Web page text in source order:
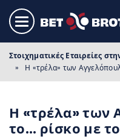
Στοιχηματικές Εταιρείες
»
Η «τρέλα» των
Η «τρέλα» των
το… ρίσκο με